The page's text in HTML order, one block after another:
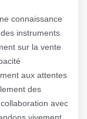
connaissance
instruments
sur la vente
aux attentes
des
avec